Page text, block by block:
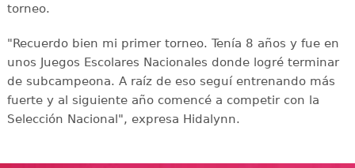
torneo.
"Recuerdo bien mi primer torneo. Tenía 8 años y fue en
unos Juegos Escolares Nacionales donde logré terminar
de subcampeona. A raíz de eso seguí entrenando más
fuerte y al siguiente año comencé a competir con la
Selección Nacional", expresa Hidalynn.